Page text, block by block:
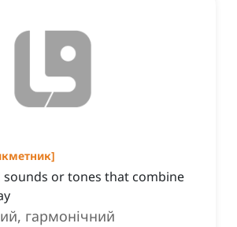
]
sounds or tones that combine
гармонічний